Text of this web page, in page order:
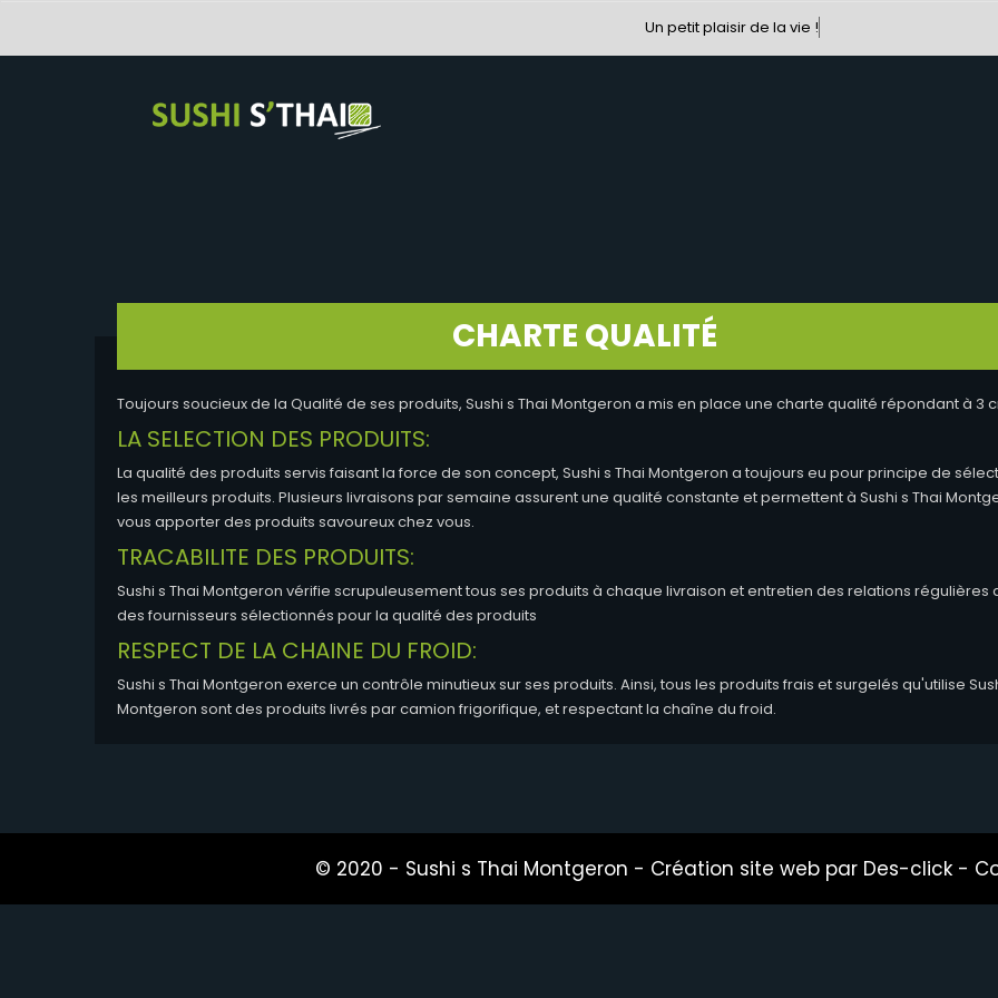
Un petit plaisir de la vie !
CHARTE QUALITÉ
Toujours soucieux de la Qualité de ses produits, Sushi s Thai Montgeron a mis en place une charte qualité répondant à 3
LA SELECTION DES PRODUITS:
La qualité des produits servis faisant la force de son concept, Sushi s Thai Montgeron a toujours eu pour principe de
les meilleurs produits. Plusieurs livraisons par semaine assurent une qualité constante et permettent à Sushi s Thai
vous apporter des produits savoureux chez vous.
TRACABILITE DES PRODUITS:
Sushi s Thai Montgeron vérifie scrupuleusement tous ses produits à chaque livraison et entretien des relations régulières
des fournisseurs sélectionnés pour la qualité des produits
RESPECT DE LA CHAINE DU FROID:
Sushi s Thai Montgeron exerce un contrôle minutieux sur ses produits. Ainsi, tous les produits frais et surgelés qu'utilise
Montgeron sont des produits livrés par camion frigorifique, et respectant la chaîne du froid.
© 2020 - Sushi s Thai Montgeron - Création site web par Des-click -